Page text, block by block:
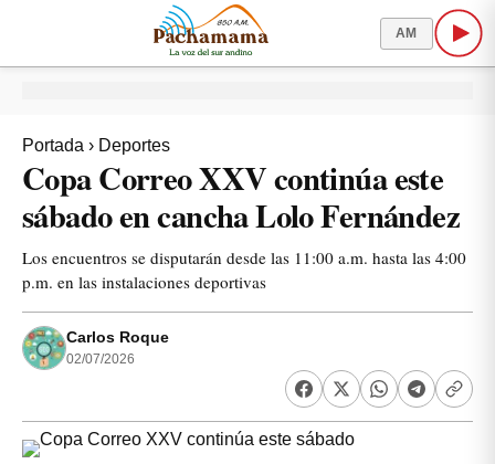
AM
Portada › Deportes
Copa Correo XXV continúa este
sábado en cancha Lolo Fernández
Los encuentros se disputarán desde las 11:00 a.m. hasta las 4:00
p.m. en las instalaciones deportivas
Carlos Roque
02/07/2026